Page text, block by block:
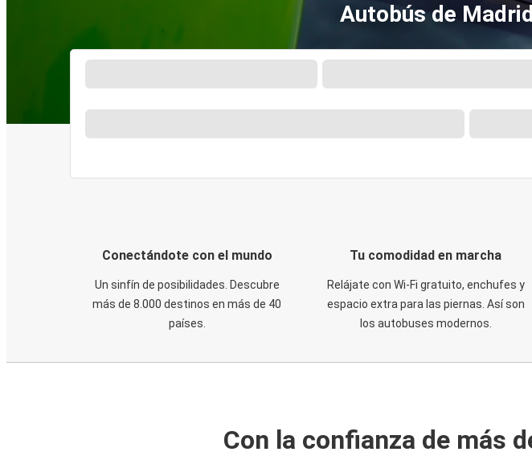
Autobús de
Conectándote con el mundo
Un sinfín de posibilidades. Descubre
más de 8.000 destinos en más de 40
países.
Tu comodidad en marcha
Relájate con Wi-Fi gratuito, enchufes y
espacio extra para las piernas. Así son
los autobuses modernos.
Con la confianza de más